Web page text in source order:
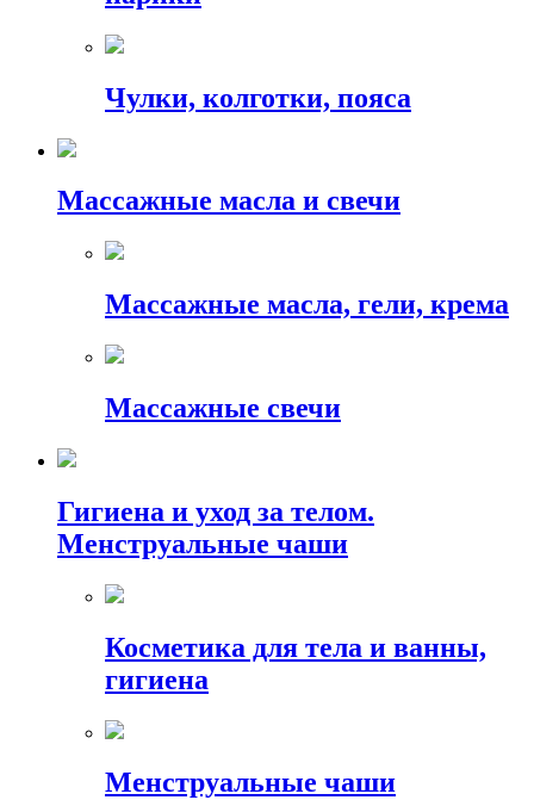
Чулки, колготки, пояса
Массажные масла и свечи
Массажные масла, гели, крема
Массажные свечи
Гигиена и уход за телом.
Менструальные чаши
Косметика для тела и ванны,
гигиена
Менструальные чаши